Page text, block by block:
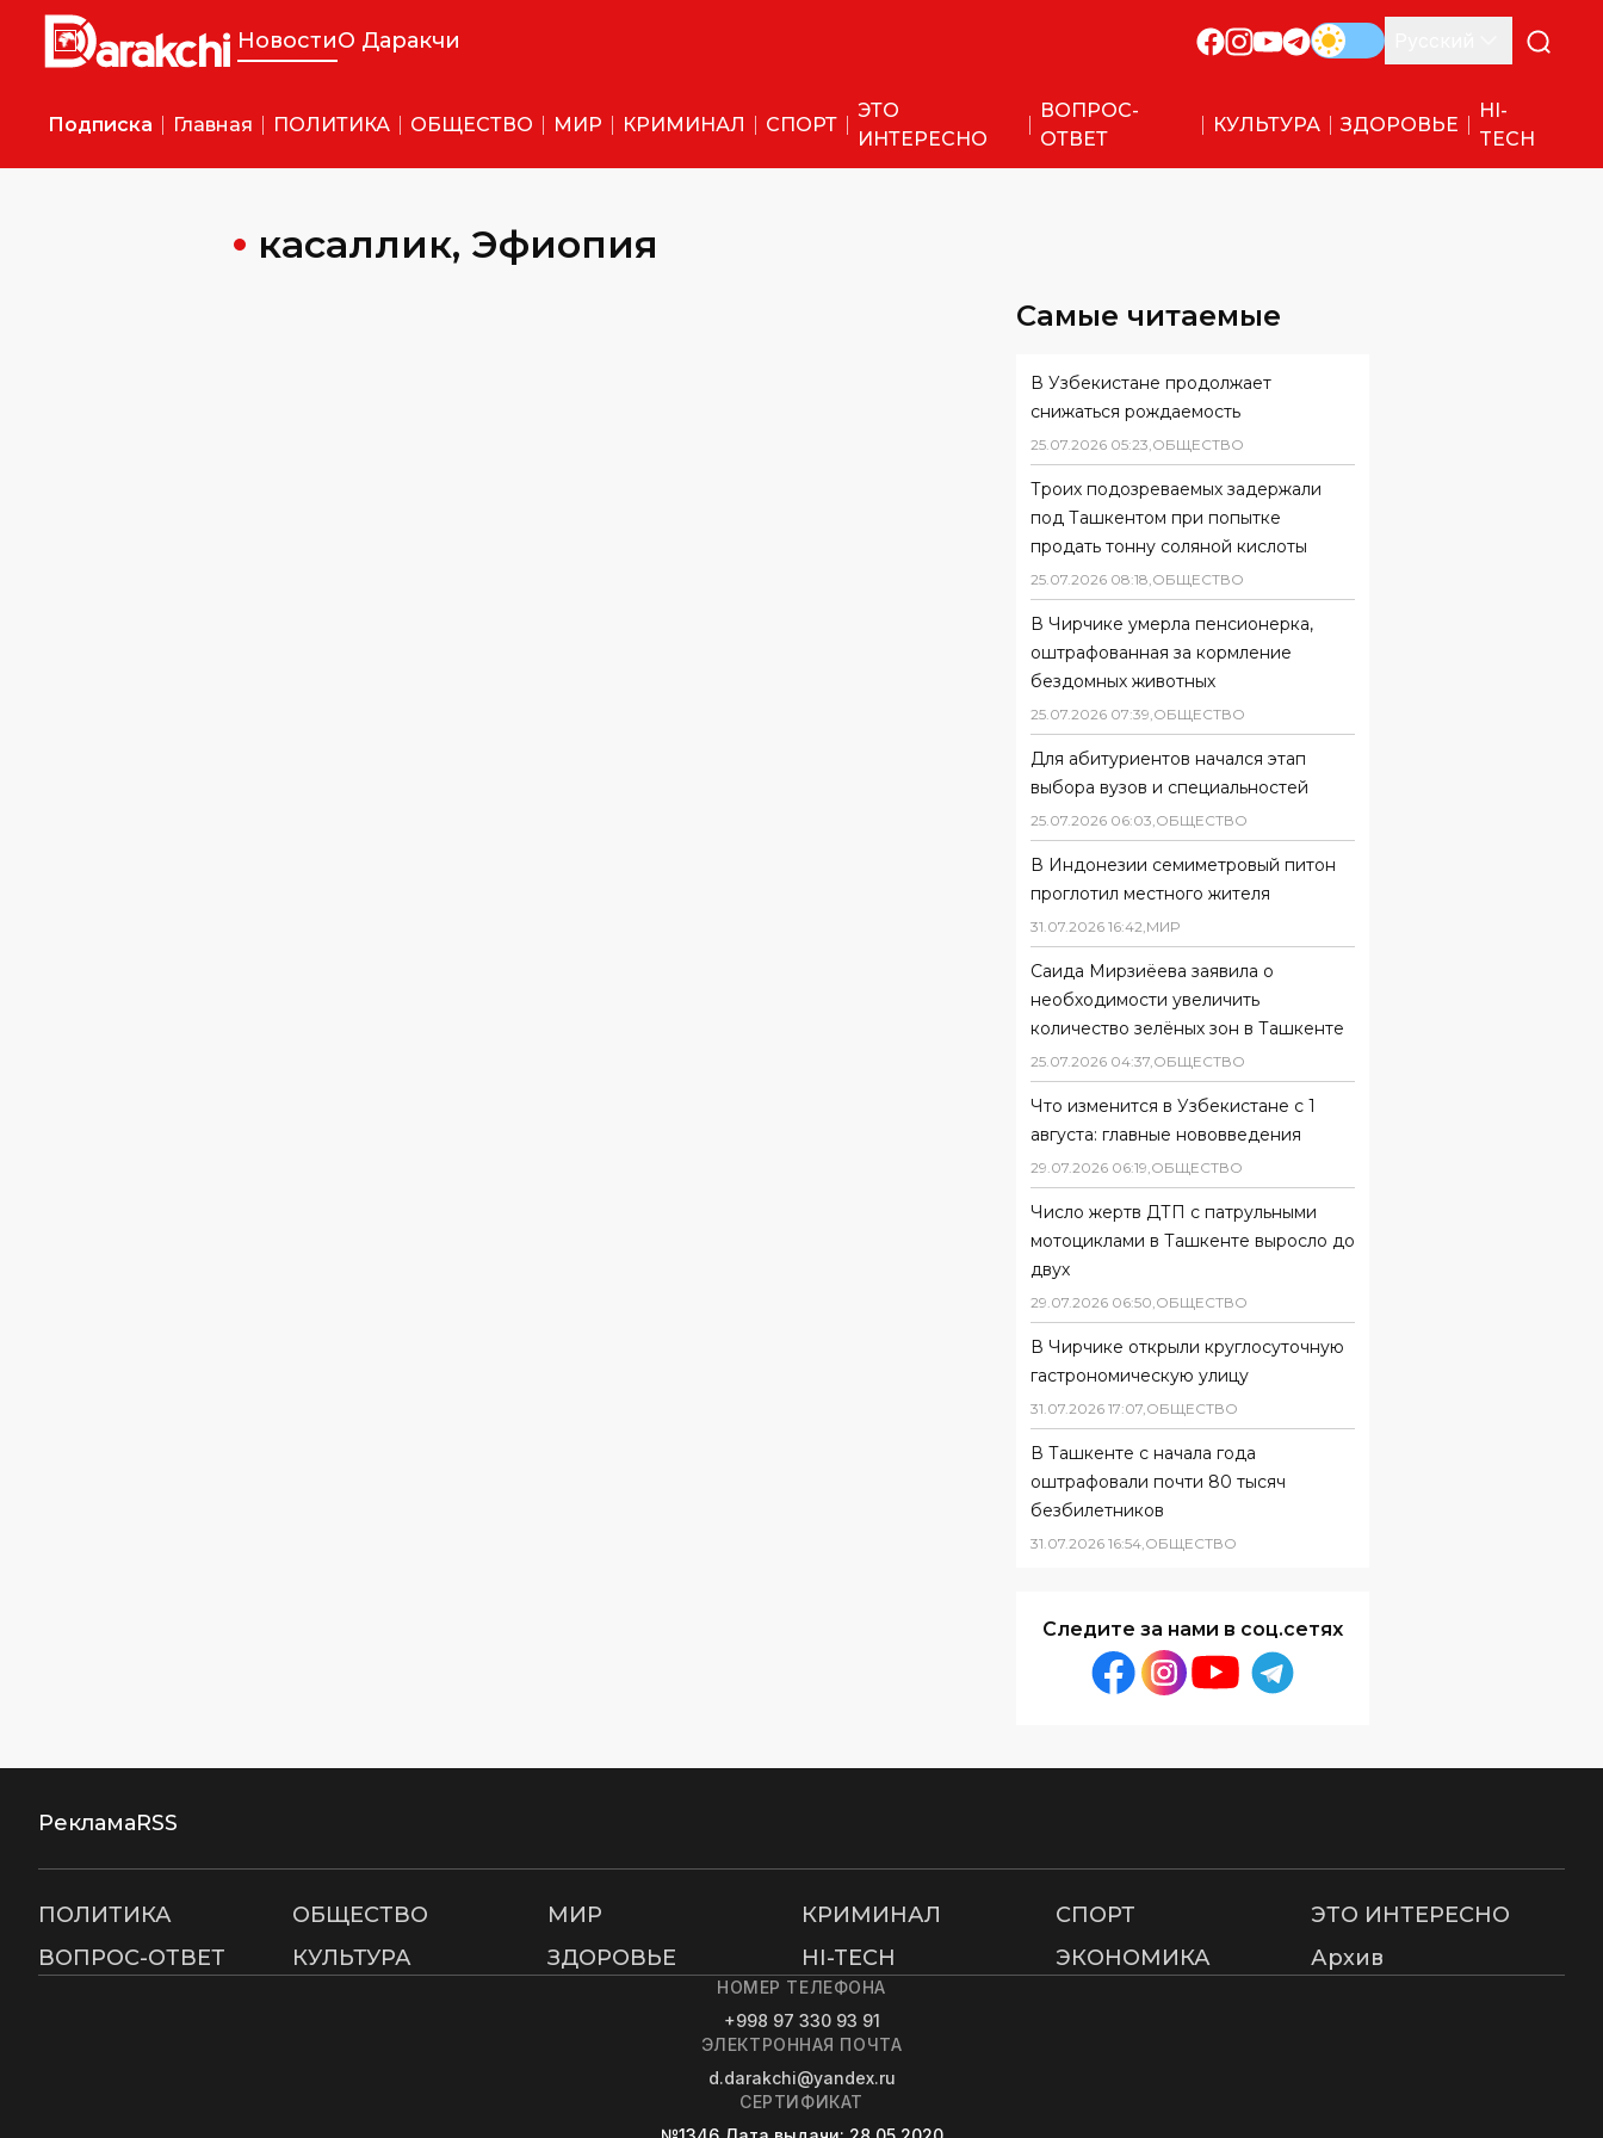
НовостиО Даракчи
Подписка Главная ПОЛИТИКА ОБЩЕСТВО МИР КРИМИНАЛ СПОРТ
ЭТО
ИНТЕРЕСНО
ВОПРОС-
ОТВЕТ
КУЛЬТУРА ЗДОРОВЬЕ
HI-
TECH
касаллик, Эфиопия
Самые читаемые
В Узбекистане продолжает
снижаться рождаемость
25.07.2026 05:23,ОБЩЕСТВО
Троих подозреваемых задержали
под Ташкентом при попытке
продать тонну соляной кислоты
25.07.2026 08:18,ОБЩЕСТВО
В Чирчике умерла пенсионерка,
оштрафованная за кормление
бездомных животных
25.07.2026 07:39,ОБЩЕСТВО
Для абитуриентов начался этап
выбора вузов и специальностей
25.07.2026 06:03,ОБЩЕСТВО
В Индонезии семиметровый питон
проглотил местного жителя
31.07.2026 16:42,МИР
Саида Мирзиёева заявила о
необходимости увеличить
количество зелёных зон в Ташкенте
25.07.2026 04:37,ОБЩЕСТВО
Что изменится в Узбекистане с 1
августа: главные нововведения
29.07.2026 06:19,ОБЩЕСТВО
Число жертв ДТП с патрульными
мотоциклами в Ташкенте выросло до
двух
29.07.2026 06:50,ОБЩЕСТВО
В Чирчике открыли круглосуточную
гастрономическую улицу
31.07.2026 17:07,ОБЩЕСТВО
В Ташкенте с начала года
оштрафовали почти 80 тысяч
безбилетников
31.07.2026 16:54,ОБЩЕСТВО
Следите за нами в соц.сетях
РекламаRSS
ПОЛИТИКА ОБЩЕСТВО МИР КРИМИНАЛ СПОРТ
ЭТО ИНТЕРЕСНО
ВОПРОС-ОТВЕТ
КУЛЬТУРА ЗДОРОВЬЕ HI-TECH ЭКОНОМИКА Архив
НОМЕР ТЕЛЕФОНА
+998 97 330 93 91
ЭЛЕКТРОННАЯ ПОЧТА
d.darakchi@yandex.ru
СЕРТИФИКАТ